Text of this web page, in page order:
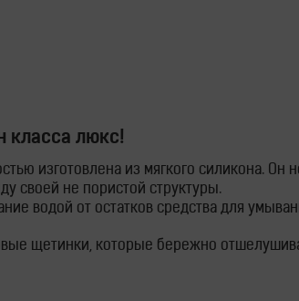
класса люкс!
изготовлена из мягкого силикона.
своей не пористой структуры.
водой от остатков средства для
щетинки, которые бережно